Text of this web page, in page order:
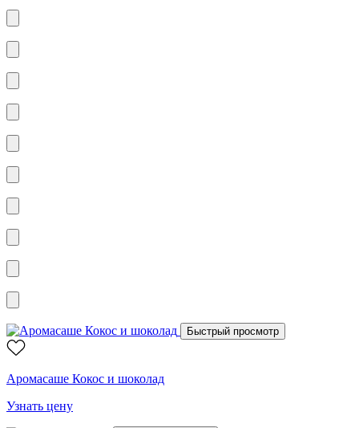
Быстрый просмотр
Аромасаше Кокос и шоколад
Узнать цену